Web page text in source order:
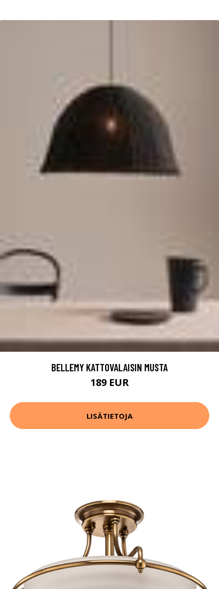
BELLEMY KATTOVALAISIN MUSTA
189 EUR
LISÄTIETOJA